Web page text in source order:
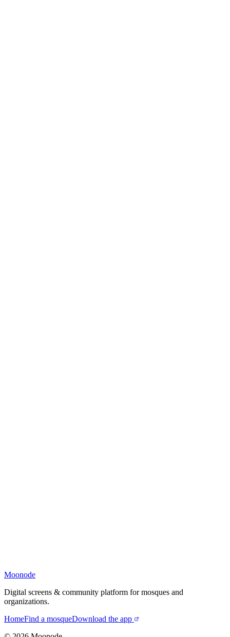
Moonode
Digital screens & community platform for mosques and
organizations.
HomeFind a mosqueDownload the app